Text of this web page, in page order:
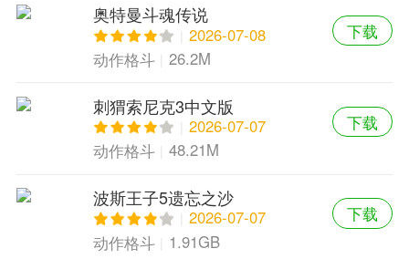
奥特曼斗魂传说
2026-07-08
动作格斗
26.2M
下载
刺猬索尼克3中文版
2026-07-07
动作格斗
48.21M
下载
波斯王子5遗忘之沙
2026-07-07
动作格斗
1.91GB
下载